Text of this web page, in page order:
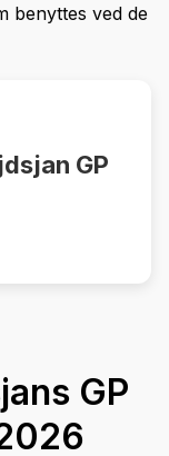
benyttes ved de
GP
GP